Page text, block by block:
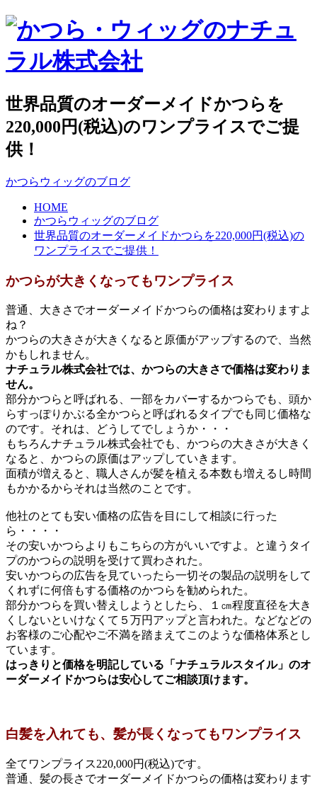
世界品質のオーダーメイドかつらを
220,000円(税込)のワンプライスでご提
供！
かつらウィッグのブログ
HOME
かつらウィッグのブログ
世界品質のオーダーメイドかつらを220,000円(税込)の
ワンプライスでご提供！
かつらが大きくなってもワンプライス
普通、大きさでオーダーメイドかつらの価格は変わりますよ
ね？
かつらの大きさが大きくなると原価がアップするので、当然
かもしれません。
ナチュラル株式会社では、かつらの大きさで価格は変わりま
せん。
部分かつらと呼ばれる、一部をカバーするかつらでも、頭か
らすっぽりかぶる全かつらと呼ばれるタイプでも同じ価格な
のです。それは、どうしてでしょうか・・・
もちろんナチュラル株式会社でも、かつらの大きさが大きく
なると、かつらの原価はアップしていきます。
面積が増えると、職人さんが髪を植える本数も増えるし時間
もかかるからそれは当然のことです。
他社のとても安い価格の広告を目にして相談に行った
ら・・・・
その安いかつらよりもこちらの方がいいですよ。と違うタイ
プのかつらの説明を受けて買わされた。
安いかつらの広告を見ていったら一切その製品の説明をして
くれずに何倍もする価格のかつらを勧められた。
部分かつらを買い替えしようとしたら、１㎝程度直径を大き
くしないといけなくて５万円アップと言われた。などなどの
お客様のご心配やご不満を踏まえてこのような価格体系とし
ています。
はっきりと価格を明記している「ナチュラルスタイル」のオ
ーダーメイドかつらは安心してご相談頂けます。
白髪を入れても、髪が長くなってもワンプライス
全てワンプライス220,000円(税込)です。
普通、髪の長さでオーダーメイドかつらの価格は変わります